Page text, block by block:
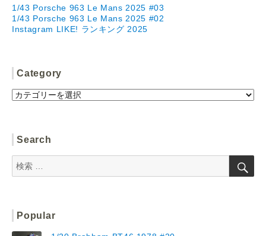
1/43 Porsche 963 Le Mans 2025 #03
1/43 Porsche 963 Le Mans 2025 #02
Instagram LIKE! ランキング 2025
Category
Category
Search
検
索:
検
Popular